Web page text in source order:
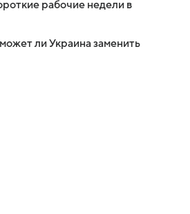
рабочие недели в
ли Украина заменить